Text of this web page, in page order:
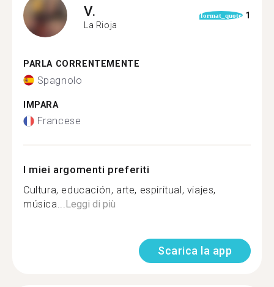
V.
La Rioja
format_quote 1
PARLA CORRENTEMENTE
Spagnolo
IMPARA
Francese
I miei argomenti preferiti
Cultura, educación, arte, espiritual, viajes,
música...Leggi di più
Scarica la app